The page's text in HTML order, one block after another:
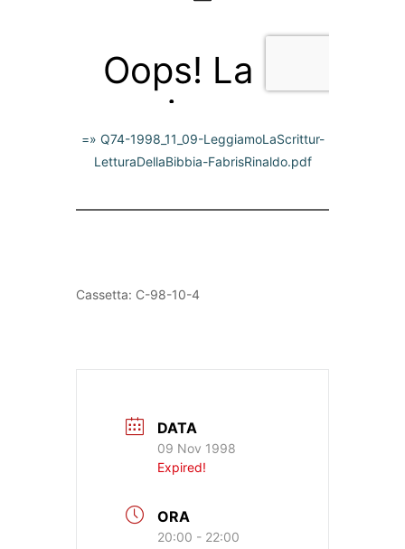
=» Q74-1998_11_09-LeggiamoLaScrittur-
LetturaDellaBibbia-FabrisRinaldo.pdf
Cassetta: C-98-10-4
DATA
09 Nov 1998
Expired!
ORA
20:00 - 22:00